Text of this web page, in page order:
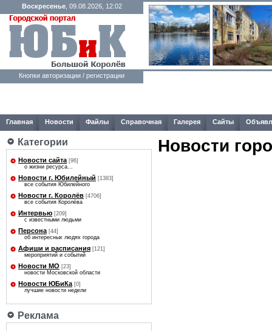
Воскресенье, 09.08.2026, 12:02
Кнопки авторизации / регистрации
Главная Новости Файлы Справочная Галерея Сайты
Категории
Новости сайта [96]
о жизни ресурса...
Новости г. Юбилейный [1383]
все события Юбилейного
Новости г. Королёв [4706]
все события Королёва
Интервью [209]
с известными людьми
Персона [44]
об интересных людях города
Афиши и расписания [121]
мероприятий и событий
Новости МО [23]
новости Московской области
Новости ЮБиКа [0]
лучшие новости недели
Реклама
Новости